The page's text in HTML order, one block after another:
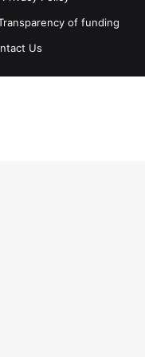
of funding
Us